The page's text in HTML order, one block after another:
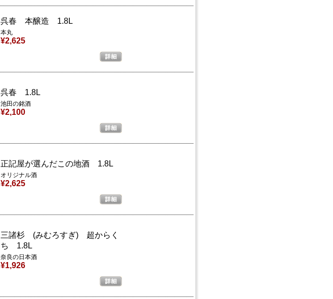
呉春 本醸造 1.8L
本丸
¥2,625
呉春 1.8L
池田の銘酒
¥2,100
正記屋が選んだこの地酒 1.8L
オリジナル酒
¥2,625
三諸杉 (みむろすぎ) 超からく
ち 1.8L
奈良の日本酒
¥1,926